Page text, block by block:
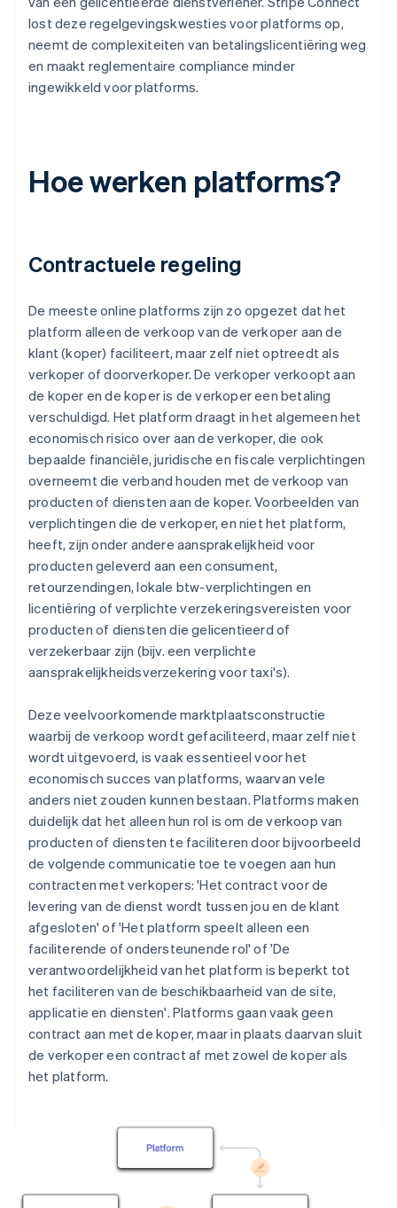
lost deze regelgevingskwesties voor platforms op,
neemt de complexiteiten van betalingslicentiëring weg
en maakt reglementaire compliance minder
ingewikkeld voor platforms.
Hoe werken platforms?
Contractuele regeling
De meeste online platforms zijn zo opgezet dat het
platform alleen de verkoop van de verkoper aan de
klant (koper) faciliteert, maar zelf niet optreedt als
verkoper of doorverkoper. De verkoper verkoopt aan
de koper en de koper is de verkoper een betaling
verschuldigd. Het platform draagt in het algemeen het
economisch risico over aan de verkoper, die ook
bepaalde financiële, juridische en fiscale verplichtingen
overneemt die verband houden met de verkoop van
producten of diensten aan de koper. Voorbeelden van
verplichtingen die de verkoper, en niet het platform,
heeft, zijn onder andere aansprakelijkheid voor
producten geleverd aan een consument,
retourzendingen, lokale btw-verplichtingen en
licentiëring of verplichte verzekeringsvereisten voor
producten of diensten die gelicentieerd of
verzekerbaar zijn (bijv. een verplichte
aansprakelijkheidsverzekering voor taxi's).
Deze veelvoorkomende marktplaatsconstructie
waarbij de verkoop wordt gefaciliteerd, maar zelf niet
wordt uitgevoerd, is vaak essentieel voor het
economisch succes van platforms, waarvan vele
anders niet zouden kunnen bestaan. Platforms maken
duidelijk dat het alleen hun rol is om de verkoop van
producten of diensten te faciliteren door bijvoorbeeld
de volgende communicatie toe te voegen aan hun
contracten met verkopers: 'Het contract voor de
levering van de dienst wordt tussen jou en de klant
afgesloten' of 'Het platform speelt alleen een
faciliterende of ondersteunende rol' of 'De
verantwoordelijkheid van het platform is beperkt tot
het faciliteren van de beschikbaarheid van de site,
applicatie en diensten'. Platforms gaan vaak geen
contract aan met de koper, maar in plaats daarvan sluit
de verkoper een contract af met zowel de koper als
het platform.